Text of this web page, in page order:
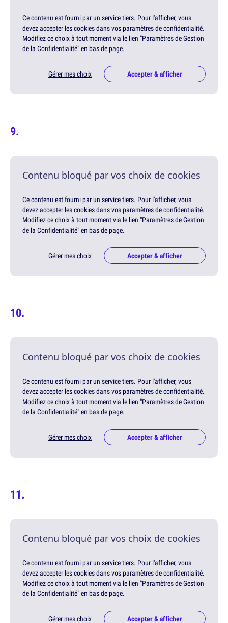
Ce contenu est fourni par un service tiers. Pour l'afficher, vous
devez accepter les cookies dans vos paramètres de confidentialité.
Modifiez ce choix à tout moment via le lien "Paramètres de Gestion
de la Confidentialité" en bas de page.
Gérer mes choix Accepter & afficher
Contenu bloqué par vos choix de cookies
Ce contenu est fourni par un service tiers. Pour l'afficher, vous
devez accepter les cookies dans vos paramètres de confidentialité.
Modifiez ce choix à tout moment via le lien "Paramètres de Gestion
de la Confidentialité" en bas de page.
Gérer mes choix Accepter & afficher
Contenu bloqué par vos choix de cookies
Ce contenu est fourni par un service tiers. Pour l'afficher, vous
devez accepter les cookies dans vos paramètres de confidentialité.
Modifiez ce choix à tout moment via le lien "Paramètres de Gestion
de la Confidentialité" en bas de page.
Gérer mes choix Accepter & afficher
Contenu bloqué par vos choix de cookies
Ce contenu est fourni par un service tiers. Pour l'afficher, vous
devez accepter les cookies dans vos paramètres de confidentialité.
Modifiez ce choix à tout moment via le lien "Paramètres de Gestion
de la Confidentialité" en bas de page.
Gérer mes choix Accepter & afficher